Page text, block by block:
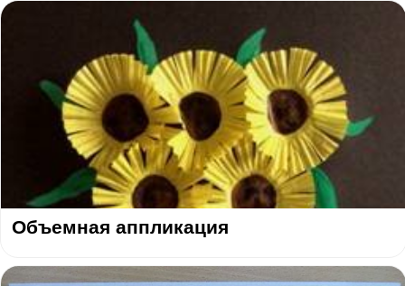
Объемная аппликация